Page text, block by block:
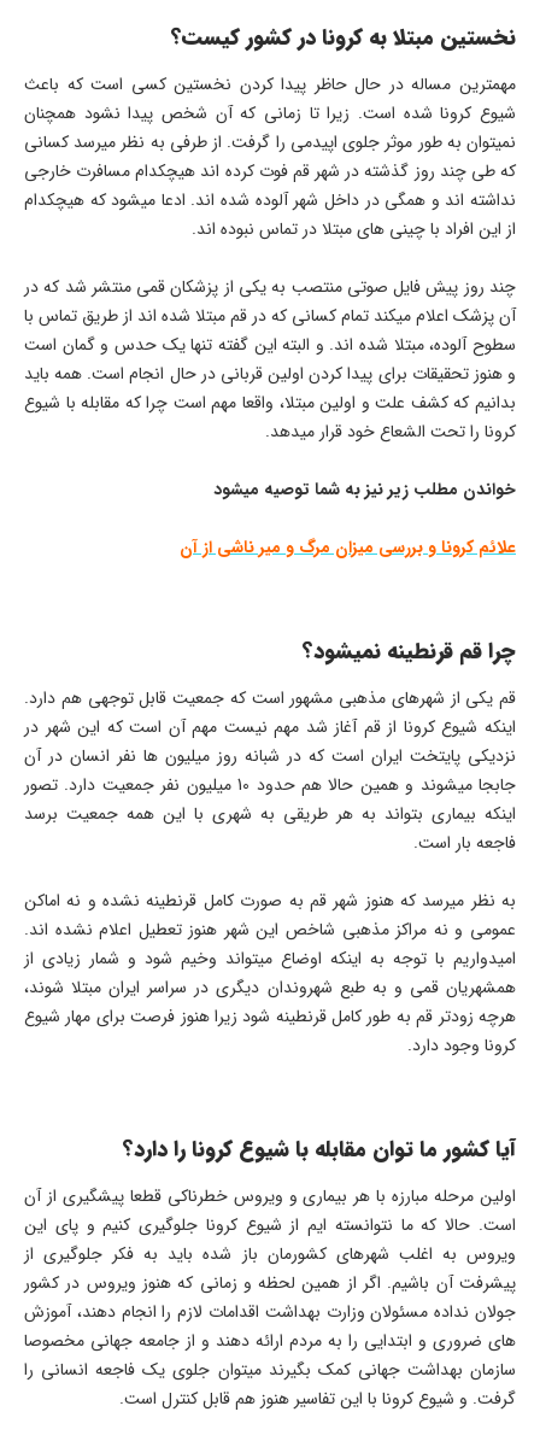
نخستین مبتلا به کرونا در کشور کیست؟
مهمترین مساله در حال حاظر پیدا کردن نخستین کسی است که باعث
شیوع کرونا شده است. زیرا تا زمانی که آن شخص پیدا نشود همچنان
نمیتوان به طور موثر جلوی اپیدمی را گرفت. از طرفی به نظر میرسد کسانی
که طی چند روز گذشته در شهر قم فوت کرده اند هیچکدام مسافرت خارجی
نداشته اند و همگی در داخل شهر آلوده شده اند. ادعا میشود که هیچکدام
از این افراد با چینی های مبتلا در تماس نبوده اند.
چند روز پیش فایل صوتی منتصب به یکی از پزشکان قمی منتشر شد که در
آن پزشک اعلام میکند تمام کسانی که در قم مبتلا شده اند از طریق تماس با
سطوح آلوده، مبتلا شده اند. و البته این گفته تنها یک حدس و گمان است
و هنوز تحقیقات برای پیدا کردن اولین قربانی در حال انجام است. همه باید
بدانیم که کشف علت و اولین مبتلا، واقعا مهم است چرا که مقابله با شیوع
کرونا را تحت الشعاع خود قرار میدهد.
خواندن مطلب زیر نیز به شما توصیه میشود
علائم کرونا و بررسی میزان مرگ و میر ناشی از آن
چرا قم قرنطینه نمیشود؟
قم یکی از شهرهای مذهبی مشهور است که جمعیت قابل توجهی هم دارد.
اینکه شیوع کرونا از قم آغاز شد مهم نیست مهم آن است که این شهر در
نزدیکی پایتخت ایران است که در شبانه روز میلیون ها نفر انسان در آن
جابجا میشوند و همین حالا هم حدود 10 میلیون نفر جمعیت دارد. تصور
اینکه بیماری بتواند به هر طریقی به شهری با این همه جمعیت برسد
فاجعه بار است.
به نظر میرسد که هنوز شهر قم به صورت کامل قرنطینه نشده و نه اماکن
عمومی و نه مراکز مذهبی شاخص این شهر هنوز تعطیل اعلام نشده اند.
امیدواریم با توجه به اینکه اوضاع میتواند وخیم شود و شمار زیادی از
همشهریان قمی و به طبع شهروندان دیگری در سراسر ایران مبتلا شوند،
هرچه زودتر قم به طور کامل قرنطینه شود زیرا هنوز فرصت برای مهار شیوع
کرونا وجود دارد.
آیا کشور ما توان مقابله با شیوع کرونا را دارد؟
اولین مرحله مبارزه با هر بیماری و ویروس خطرناکی قطعا پیشگیری از آن
است. حالا که ما نتوانسته ایم از شیوع کرونا جلوگیری کنیم و پای این
ویروس به اغلب شهرهای کشورمان باز شده باید به فکر جلوگیری از
پیشرفت آن باشیم. اگر از همین لحظه و زمانی که هنوز ویروس در کشور
جولان نداده مسئولان وزارت بهداشت اقدامات لازم را انجام دهند، آموزش
های ضروری و ابتدایی را به مردم ارائه دهند و از جامعه جهانی مخصوصا
سازمان بهداشت جهانی کمک بگیرند میتوان جلوی یک فاجعه انسانی را
گرفت. و شیوع کرونا با این تفاسیر هنوز هم قابل کنترل است.